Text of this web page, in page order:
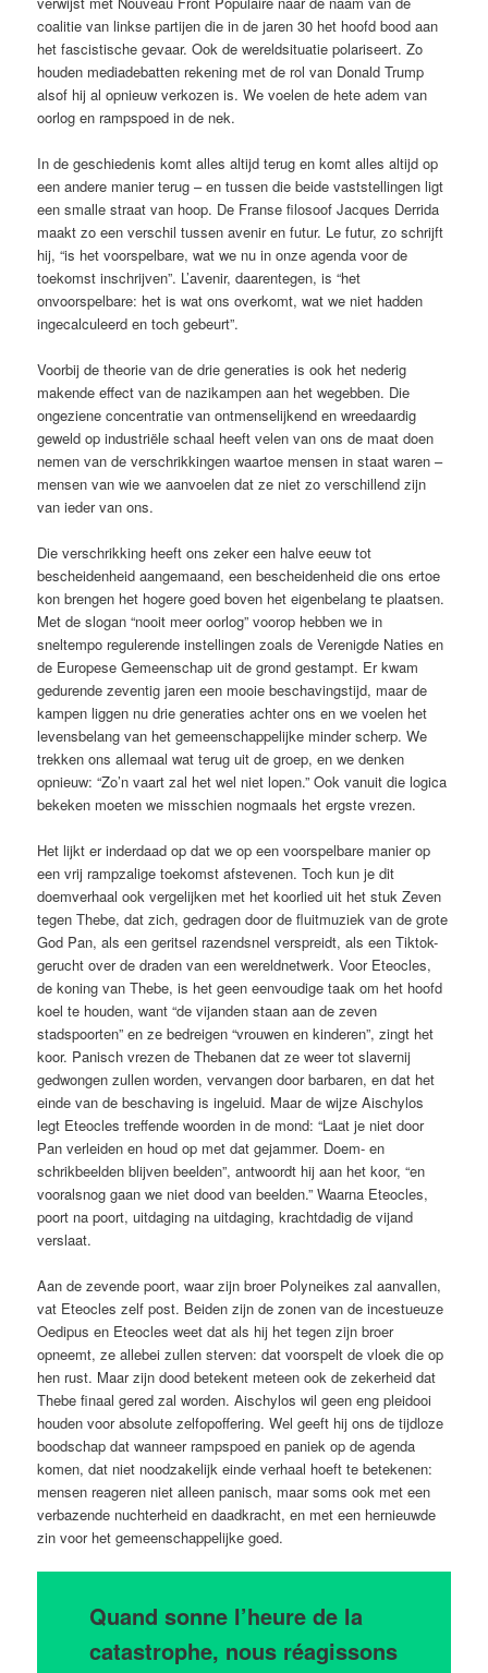
coalitie van linkse partijen die in de jaren 30 het hoofd bood aan
het fascistische gevaar. Ook de wereldsituatie polariseert. Zo
houden mediadebatten rekening met de rol van Donald Trump
alsof hij al opnieuw verkozen is. We voelen de hete adem van
oorlog en rampspoed in de nek.
In de geschiedenis komt alles altijd terug en komt alles altijd op
een andere manier terug – en tussen die beide vaststellingen ligt
een smalle straat van hoop. De Franse filosoof Jacques Derrida
maakt zo een verschil tussen avenir en futur. Le futur, zo schrijft
hij, “is het voorspelbare, wat we nu in onze agenda voor de
toekomst inschrijven”. L’avenir, daarentegen, is “het
onvoorspelbare: het is wat ons overkomt, wat we niet hadden
ingecalculeerd en toch gebeurt”.
Voorbij de theorie van de drie generaties is ook het nederig
makende effect van de nazikampen aan het wegebben. Die
ongeziene concentratie van ontmenselijkend en wreedaardig
geweld op industriële schaal heeft velen van ons de maat doen
nemen van de verschrikkingen waartoe mensen in staat waren –
mensen van wie we aanvoelen dat ze niet zo verschillend zijn
van ieder van ons.
Die verschrikking heeft ons zeker een halve eeuw tot
bescheidenheid aangemaand, een bescheidenheid die ons ertoe
kon brengen het hogere goed boven het eigenbelang te plaatsen.
Met de slogan “nooit meer oorlog” voorop hebben we in
sneltempo regulerende instellingen zoals de Verenigde Naties en
de Europese Gemeenschap uit de grond gestampt. Er kwam
gedurende zeventig jaren een mooie beschavingstijd, maar de
kampen liggen nu drie generaties achter ons en we voelen het
levensbelang van het gemeenschappelijke minder scherp. We
trekken ons allemaal wat terug uit de groep, en we denken
opnieuw: “Zo’n vaart zal het wel niet lopen.” Ook vanuit die logica
bekeken moeten we misschien nogmaals het ergste vrezen.
Het lijkt er inderdaad op dat we op een voorspelbare manier op
een vrij rampzalige toekomst afstevenen. Toch kun je dit
doemverhaal ook vergelijken met het koorlied uit het stuk Zeven
tegen Thebe, dat zich, gedragen door de fluitmuziek van de grote
God Pan, als een geritsel razendsnel verspreidt, als een Tiktok-
gerucht over de draden van een wereld­netwerk. Voor Eteocles,
de koning van Thebe, is het geen eenvoudige taak om het hoofd
koel te houden, want “de vijanden staan aan de zeven
stadspoorten” en ze bedreigen “vrouwen en kinderen”, zingt het
koor. Panisch vrezen de Thebanen dat ze weer tot slavernij
gedwongen zullen worden, vervangen door barbaren, en dat het
einde van de beschaving is ingeluid. Maar de wijze Aischylos
legt Eteocles treffende woorden in de mond: “Laat je niet door
Pan verleiden en houd op met dat gejammer. Doem- en
schrikbeelden blijven beelden”, antwoordt hij aan het koor, “en
vooralsnog gaan we niet dood van beelden.” Waarna Eteocles,
poort na poort, uitdaging na uitdaging, krachtdadig de vijand
verslaat.
Aan de zevende poort, waar zijn broer Polyneikes zal aanvallen,
vat Eteocles zelf post. Beiden zijn de zonen van de incestueuze
Oedipus en Eteocles weet dat als hij het tegen zijn broer
opneemt, ze allebei zullen sterven: dat voorspelt de vloek die op
hen rust. Maar zijn dood betekent meteen ook de zekerheid dat
Thebe finaal gered zal worden. Aischylos wil geen eng pleidooi
houden voor absolute zelfopoffering. Wel geeft hij ons de tijdloze
boodschap dat wanneer rampspoed en paniek op de agenda
komen, dat niet noodzakelijk einde verhaal hoeft te betekenen:
mensen reageren niet alleen panisch, maar soms ook met een
verbazende nuchterheid en daadkracht, en met een hernieuwde
zin voor het gemeenschappelijke goed.
Quand sonne l’heure de la
catastrophe, nous réagissons